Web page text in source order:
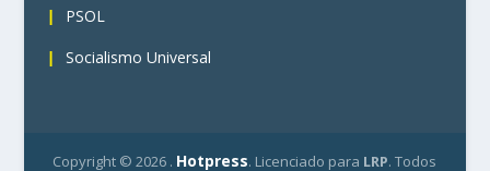
PSOL
Socialismo Universal
Copyright ©2026 . Hotpress. Licenciado para LRP. Todos